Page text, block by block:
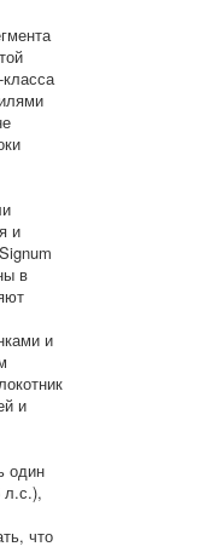
и
в
и
и
один
л.с.),
что